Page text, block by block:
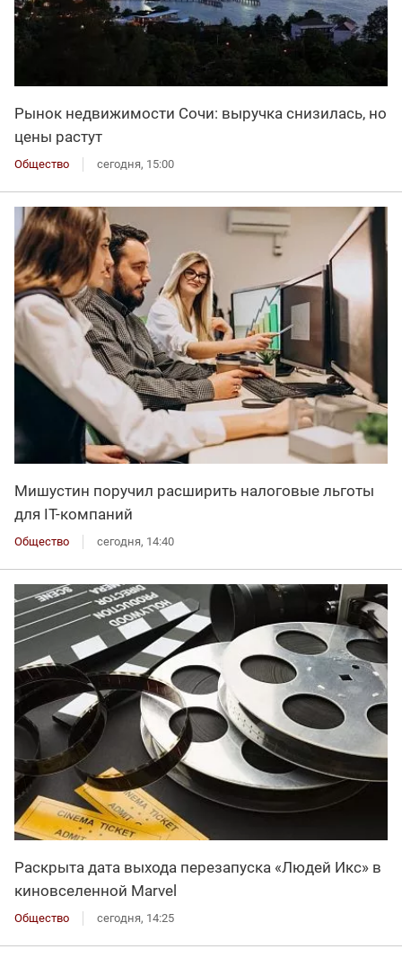
Рынок недвижимости Сочи: выручка снизилась, но
цены растут
Общество сегодня, 15:00
Мишустин поручил расширить налоговые льготы
для IT-компаний
Общество сегодня, 14:40
Раскрыта дата выхода перезапуска «Людей Икс» в
киновселенной Marvel
Общество сегодня, 14:25